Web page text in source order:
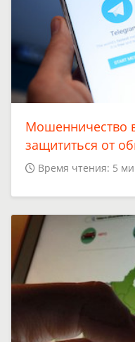
Мошенничество
защититься от
Время чтения: 5